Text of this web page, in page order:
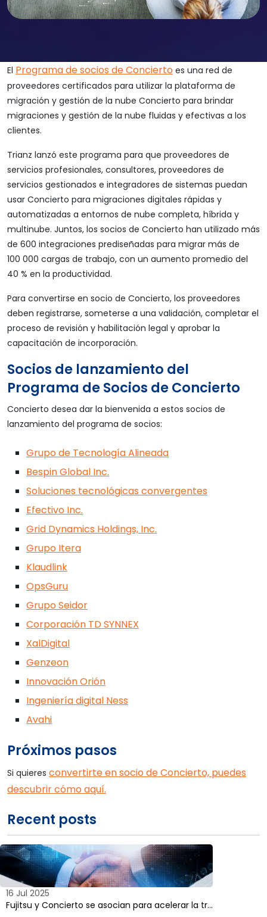
El Programa de socios de Concierto es una red de
proveedores certificados para utilizar la plataforma de
migración y gestión de la nube Concierto para brindar
migraciones y gestión de la nube fluidas y efectivas a los
clientes.
Trianz lanzó este programa para que proveedores de
servicios profesionales, consultores, proveedores de
servicios gestionados e integradores de sistemas puedan
usar Concierto para migraciones digitales rápidas y
automatizadas a entornos de nube completa, híbrida y
multinube. Juntos, los socios de Concierto han utilizado más
de 600 integraciones prediseñadas para migrar más de
100 000 cargas de trabajo, con un aumento promedio del
40 % en la productividad.
Para convertirse en socio de Concierto, los proveedores
deben registrarse, someterse a una validación, completar el
proceso de revisión y habilitación legal y aprobar la
capacitación de incorporación.
Socios de lanzamiento del
Programa de Socios de Concierto
Concierto desea dar la bienvenida a estos socios de
lanzamiento del programa de socios:
Grupo de Tecnología Alineada
Bespin Global Inc.
Soluciones tecnológicas convergentes
Efectivo Inc.
Grid Dynamics Holdings, Inc.
Grupo Itera
Klaudlink
OpsGuru
Grupo Seidor
Corporación TD SYNNEX
XalDigital
Genzeon
Innovación Orión
Ingeniería digital Ness
Avahi
Próximos pasos
Si quieres convertirte en socio de Concierto, puedes
descubrir cómo aquí.
Recent posts
16 Jul 2025
Fujitsu y Concierto se asocian para acelerar la tr...